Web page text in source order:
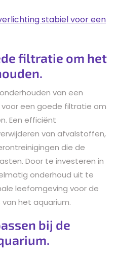
stabiel voor een
filtratie om het
van een
een goede filtratie om
Een efficiënt
van afvalstoffen,
die de
Door te investeren in
onderhoud uit te
leefomgeving voor de
het aquarium.
bij de